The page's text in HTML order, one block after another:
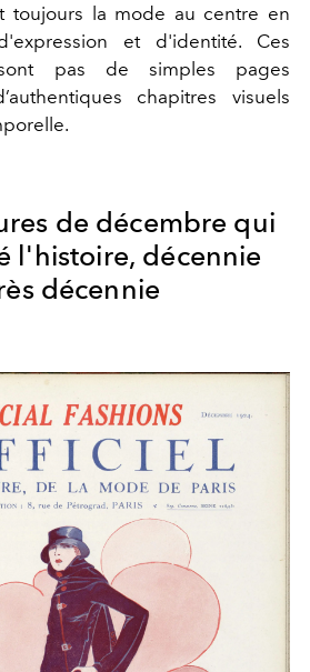
toujours la mode au centre en
et d'identité. Ces
pas de simples pages
chapitres visuels
de décembre qui
l'histoire, décennie
décennie